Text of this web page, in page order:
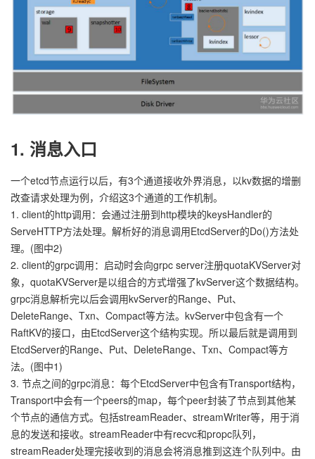
1. 消息入口
一个etcd节点运行以后，有3个通道接收外界消息，以kv数据的增删
改查请求处理为例，介绍这3个通道的工作机制。
1. client的http调用：会通过注册到http模块的keysHandler的
ServeHTTP方法处理。解析好的消息调用EtcdServer的Do()方法处
理。(图中2)
2. client的grpc调用：启动时会向grpc server注册quotaKVServer对
象，quotaKVServer是以组合的方式增强了kvServer这个数据结构。
grpc消息解析完以后会调用kvServer的Range、Put、
DeleteRange、Txn、Compact等方法。kvServer中包含有一个
RaftKV的接口，由EtcdServer这个结构实现。所以最后就是调用到
EtcdServer的Range、Put、DeleteRange、Txn、Compact等方
法。(图中1)
3. 节点之间的grpc消息：每个EtcdServer中包含有Transport结构，
Transport中会有一个peers的map，每个peer封装了节点到其他某
个节点的通信方式。包括streamReader、streamWriter等，用于消
息的发送和接收。streamReader中有recvc和propc队列，
streamReader处理完接收到的消息会将消息推到这连个队列中。由